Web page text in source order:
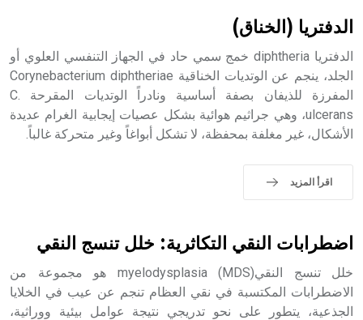
- هل تعلم أن أبجر Abgar اسم معروف جيداً يعود إلى عدد من
الملوك الذين حكموا مدينة إديسا (الرها) من أبجر الأول وحتى
التاسع، وهم ينتسبون إلى أسرة أوسروين
sign تكتب منفصلة غير متصلة، وتعتمد المبدأ الأكوروفوني،
حيث تقتصر القيمة الصوتية للعلامة الك
الدفتريا (الخناق)
الدفتريا diphtheria خمج سمي حاد في الجهاز التنفسي العلوي أو
الجلد، ينجم عن الوتديات الخناقية Corynebacterium diphtheriae
المفرزة للذيفان بصفة أساسية ونادراً الوتديات المقرحة C.
ulcerans، وهي جراثيم هوائية بشكل عصيات إيجابية الغرام عديدة
الأشكال، غير مغلفة بمحفظة، لا تشكل أبواغاً وغير متحركة غالباً.
اقرأ المزيد
اضطرابات النقي التكاثرية: خلل تنسج النقي
خلل تنسج النقيmyelodysplasia (MDS) هو مجموعة من
الاضطرابات المكتسبة في نقي العظام تنجم عن عيب في الخلايا
الجذعية، يتطور على نحو تدريجي نتيجة عوامل بيئية ووراثية،